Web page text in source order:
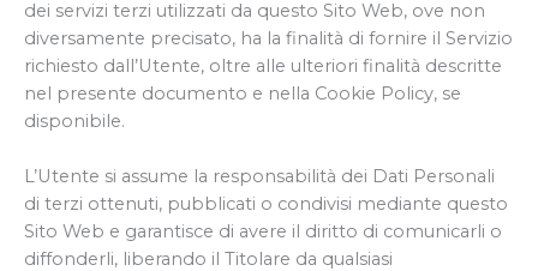
dei servizi terzi utilizzati da questo Sito Web, ove non
diversamente precisato, ha la finalità di fornire il Servizio
richiesto dall’Utente, oltre alle ulteriori finalità descritte
nel presente documento e nella Cookie Policy, se
disponibile.
L’Utente si assume la responsabilità dei Dati Personali
di terzi ottenuti, pubblicati o condivisi mediante questo
Sito Web e garantisce di avere il diritto di comunicarli o
diffonderli, liberando il Titolare da qualsiasi